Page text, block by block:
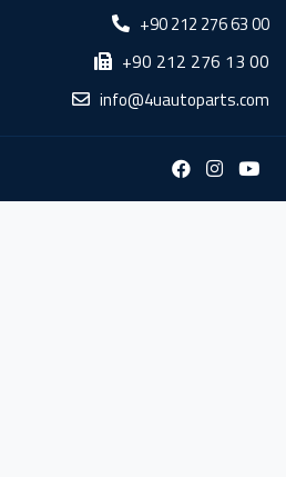
+90 212 276 63 00
+90 212 276 13 00
info@4uautoparts.com